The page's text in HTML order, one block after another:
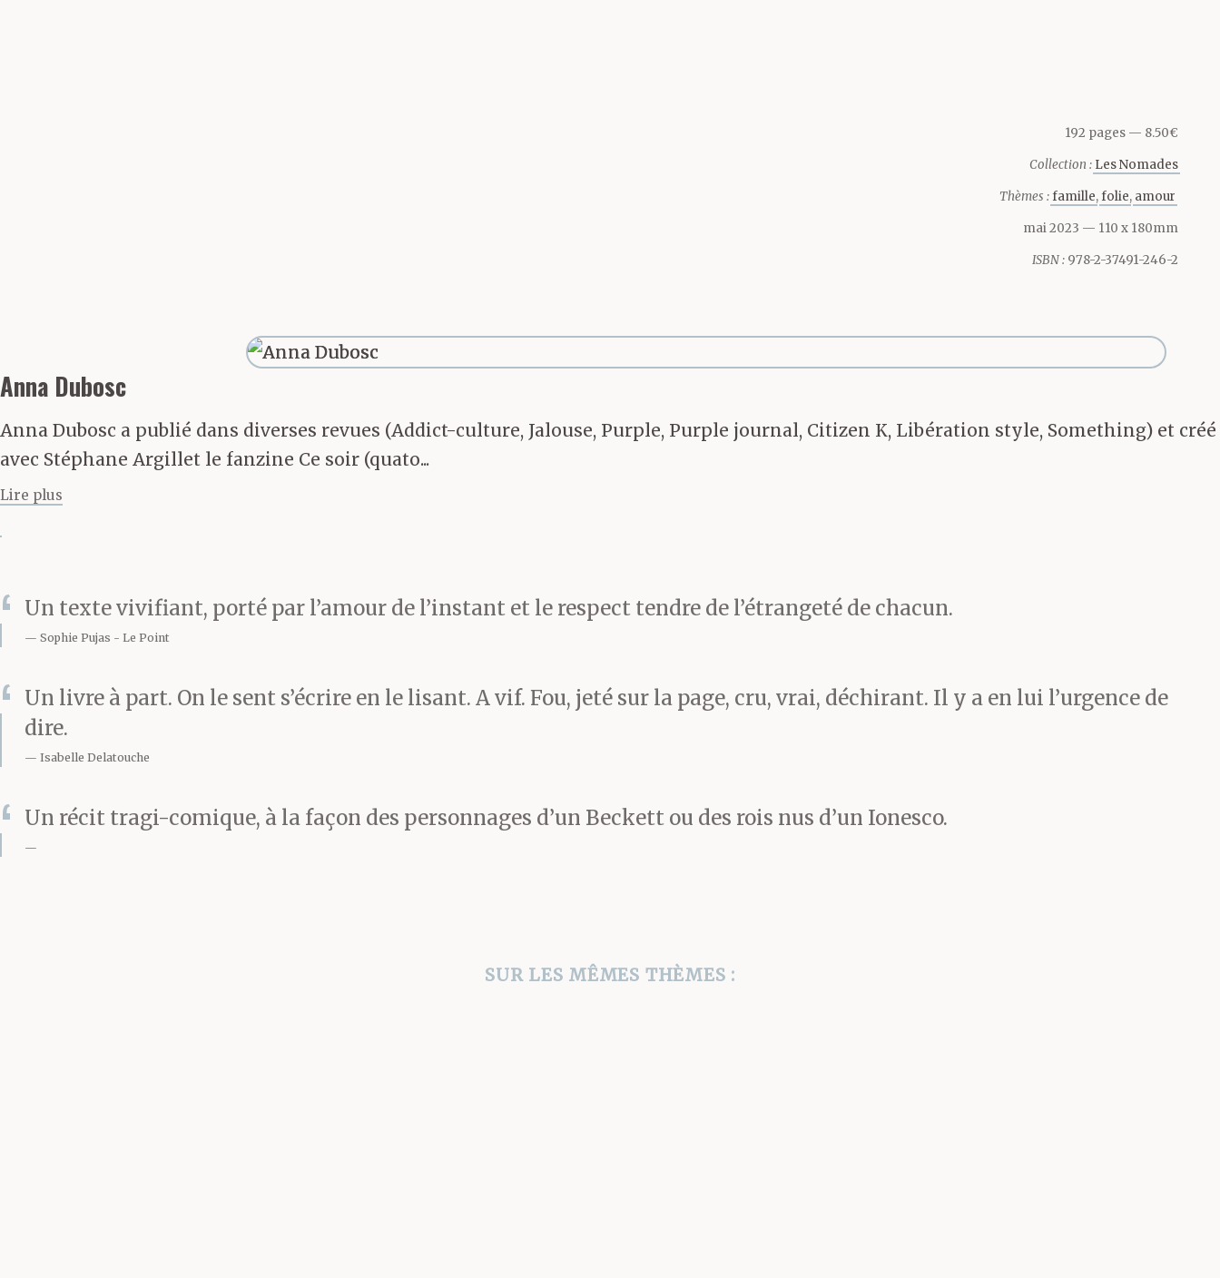
À l’accueil, on m’a indiqué un cabinet dans un
porte. Un médecin auscultait ma mère. Elle était
je ne l’avais pas vue depuis des années. Elle est
lui arrive ? Qu’est-ce qu’il lui prend ?
Asia s’est jetée sur moi pour me raconter l’accident
192 pages 8.50€
Collection : Les Nomades
Thèmes :famille folie amour
mai 2023 — 110 x 180mm
ISBN : 978-2-37491-246-2
Anna Dubosc
Anna Dubosc a publié dans diverses revues (Addict-culture, Jalouse, Purple, Purple journal, Citizen K, Libération style, Something) et créé
avec Stéphane Argillet le fanzine Ce soir (quato...
Lire plus
Un texte vivifiant, porté par l’amour de l’instant et le respect tendre de l’étrangeté de chacun.
Sophie Pujas Le Point
Un livre à part. On le sent s’écrire en le lisant. A vif. Fou, jeté sur la page, cru, vrai, déchirant. Il y a en lui l’urgence de
dire.
Isabelle Delatouche
Un récit tragi-comique, à la façon des personnages d’un Beckett ou des rois nus d’un Ionesco.
SUR LES MÊMES THÈMES :